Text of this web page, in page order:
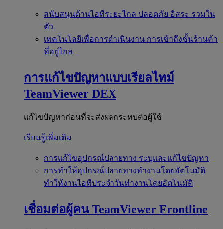
สนับสนุนด้านไอทีระยะไกล ปลอดภัย อิสระ รวมใน
ตัว
เทคโนโลยีเพื่อการดำเนินงาน การเข้าถึงชั้นร้านค้า
ที่อยู่ไกล
การแก้ไขปัญหาแบบเรียลไทม์
TeamViewer DEX
แก้ไขปัญหาก่อนที่จะส่งผลกระทบต่อผู้ใช้
เรียนรู้เพิ่มเติม
การแก้ไขอุปกรณ์ปลายทาง ระบุและแก้ไขปัญหา
การทำให้อุปกรณ์ปลายทางทำงานโดยอัตโนมัติ
ทำให้งานไอทีประจำวันทำงานโดยอัตโนมัติ
เชื่อมต่อผู้คน TeamViewer Frontline